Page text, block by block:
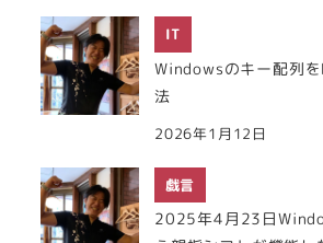
IT
Windowsのキー配列
法
2026年1月12日
戯言
2025年4月23日